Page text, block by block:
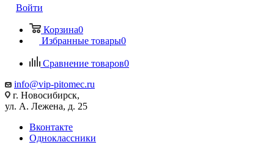
Войти
Корзина0
Избранные товары0
Сравнение товаров0
info@vip-pitomec.ru
г. Новосибирск,
ул. А. Лежена, д. 25
Вконтакте
Одноклассники